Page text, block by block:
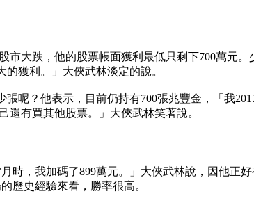
大跌，他的股票帳面獲利最低只剩下700萬元
獲利。」大俠武林淡定的說。
呢？他表示，目前仍持有700張兆豐金，「我
還有買其他股票。」大俠武林笑著說。
時，我加碼了899萬元。」大俠武林說，因他正
歷史經驗來看，勝率很高。